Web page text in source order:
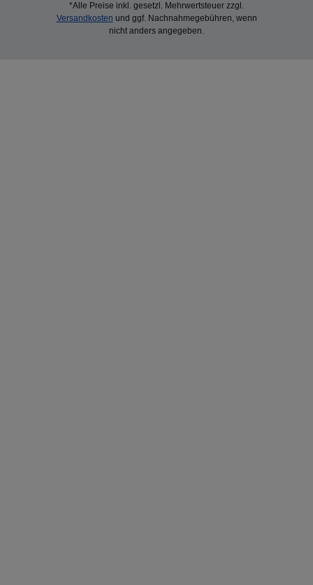
*Alle Preise inkl. gesetzl. Mehrwertsteuer zzgl.
Versandkosten und ggf. Nachnahmegebühren, wenn
nicht anders angegeben.